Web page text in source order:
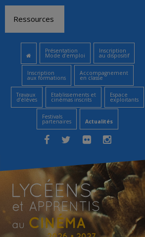
contenu
Ressources
Présentation
Mode d’emploi
Inscription
au dispositif
Inscription
aux formations
Accompagnement
en classe
Travaux
d’élèves
Etablissements et
cinémas inscrits
Espace
exploitants
Festivals
partenaires Actualités